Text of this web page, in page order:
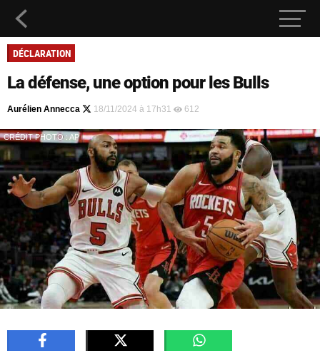
DÉCLARATION
La défense, une option pour les Bulls
Aurélien Annecca 18/11/2024 à 17h31 612
CRÉDIT PHOTO : AP